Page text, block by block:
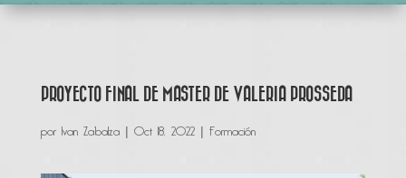
PROYECTO FINAL DE MASTER DE VALERIA PROSSEDA
por Ivan Zabalza| Oct 18, 2022| Formación